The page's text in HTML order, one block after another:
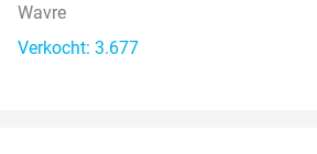
Wavre
Verkocht: 3.677